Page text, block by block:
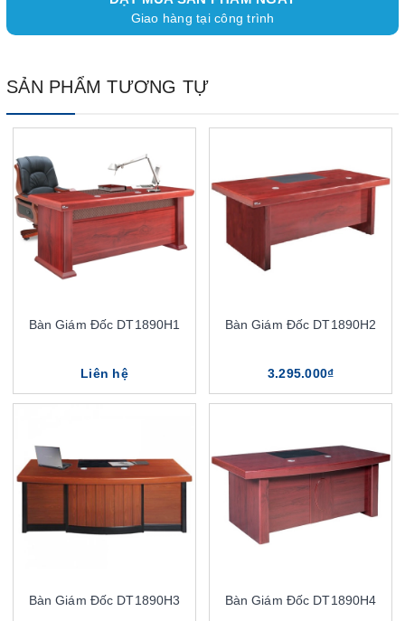
Giao hàng tại công trình
SẢN PHẨM TƯƠNG TỰ
Bàn Giám Đốc DT1890H1
Liên hệ
Bàn Giám Đốc DT1890H2
3.295.000₫
Bàn Giám Đốc DT1890H3 Bàn Giám Đốc DT1890H4